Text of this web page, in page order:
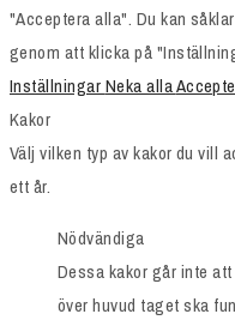
"Acceptera alla". Du kan
genom att klicka på
InställningarNeka alla
Kakor
Välj vilken typ av kakor du vill
ett år.
Nödvändiga
Dessa kakor går inte
över huvud taget ska